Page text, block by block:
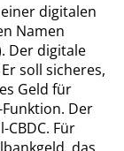
digitalen
Namen
Der digitale
soll sicheres,
Geld für
Der
Für